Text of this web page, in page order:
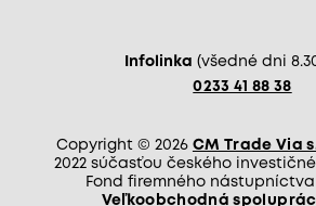
Infolinka (všedné dni
0233 41 88 38
Copyright © 2026 CM Trade Via
2022 súčasťou českého
Fond firemného nástupníctva
Veľkoobchodná